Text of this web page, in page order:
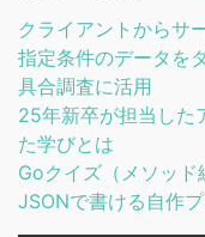
クライアントからサ
指定条件のデータを
具合調査に活用
25年新卒が担当した
た学びとは
Goクイズ（メソッド
JSONで書ける自作